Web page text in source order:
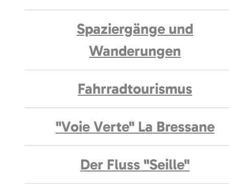
Spaziergänge und
Wanderungen
Fahrradtourismus
"Voie Verte" La Bressane
Der Fluss "Seille"